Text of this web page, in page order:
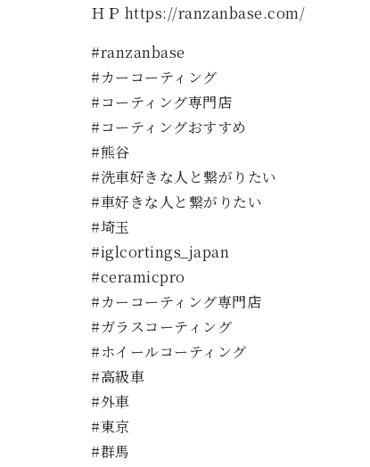
ＨＰ https://ranzanbase.com/
#ranzanbase
#カーコーティング
#コーティング専門店
#コーティングおすすめ
#熊谷
#洗車好きな人と繋がりたい
#車好きな人と繋がりたい
#埼玉
#iglcortings_japan
#ceramicpro
#カーコーティング専門店
#ガラスコーティング
#ホイールコーティング
#高級車
#外車
#東京
#群馬